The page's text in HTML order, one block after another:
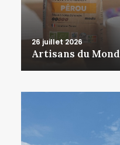
26 juillet 2026
Artisans du